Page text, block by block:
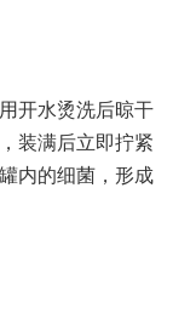
开水烫洗后晾干
装满后立即拧紧
内的细菌，形成